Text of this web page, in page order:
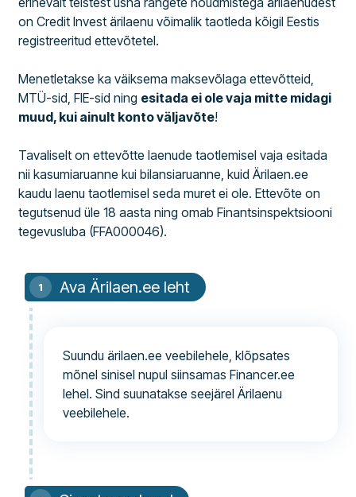
on Credit Invest ärilaenu võimalik taotleda kõigil Eestis
registreeritud ettevõtetel.
Menetletakse ka väiksema maksevõlaga ettevõtteid,
MTÜ-sid, FIE-sid ning esitada ei ole vaja mitte midagi
muud, kui ainult konto väljavõte!
Tavaliselt on ettevõtte laenude taotlemisel vaja esitada
nii kasumiaruanne kui bilansiaruanne, kuid Ärilaen.ee
kaudu laenu taotlemisel seda muret ei ole. Ettevõte on
tegutsenud üle 18 aasta ning omab Finantsinspektsiooni
tegevusluba (FFA000046).
Ava Ärilaen.ee leht
Suundu ärilaen.ee veebilehele, klõpsates
mõnel sinisel nupul siinsamas Financer.ee
lehel. Sind suunatakse seejärel Ärilaenu
veebilehele.